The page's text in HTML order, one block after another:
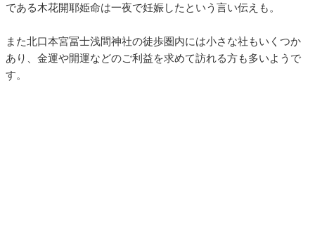
である木花開耶姫命は一夜で妊娠したという言い伝えも。
また北口本宮冨士浅間神社の徒歩圏内には小さな社もいくつか
あり、金運や開運などのご利益を求めて訪れる方も多いようで
す。